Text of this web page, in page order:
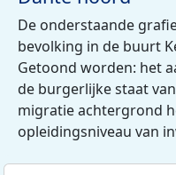
De onderstaande
bevolking in de buurt
Getoond worden: het
de burgerlijke staat
migratie achtergrond
opleidingsniveau van